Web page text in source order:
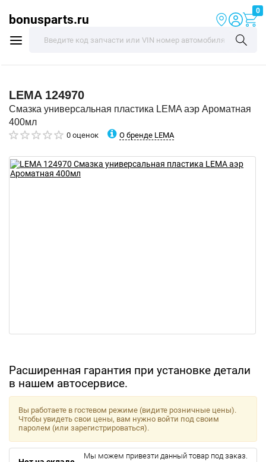
bonusparts.ru
0
LEMA 124970
Смазка универсальная пластика LEMA аэр Ароматная
400мл
0 оценок О бренде LEMA
Расширенная гарантия при установке детали
в нашем автосервисе.
Вы работаете в гостевом режиме (видите розничные цены).
Чтобы увидеть свои цены, вам нужно войти под своим
паролем (или зарегистрироваться).
Мы можем привезти данный товар под заказ.